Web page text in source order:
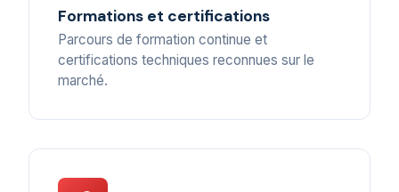
Formations et certifications
Parcours de formation continue et
certifications techniques reconnues sur le
marché.